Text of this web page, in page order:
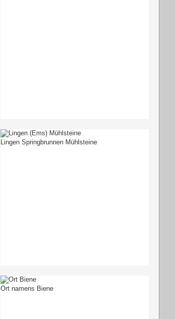
Lingen Springbrunnen Mühlsteine
Ort namens Biene